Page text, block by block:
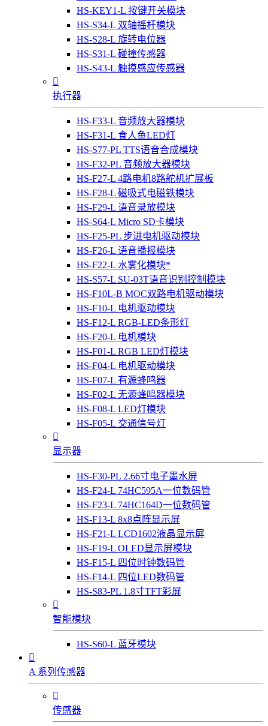
HS-KEY1-L 按键开关模块
HS-S34-L 双轴摇杆模块
HS-S28-L 旋转电位器
HS-S31-L 碰撞传感器
HS-S43-L 触摸感应传感器

执行器
HS-F33-L 音频放大器模块
HS-F31-L 食人鱼LED灯
HS-S77-PL TTS语音合成模块
HS-F32-PL 音频放大器模块
HS-F27-L 4路电机8路舵机扩展板
HS-F28-L 磁吸式电磁铁模块
HS-F29-L 语音录放模块
HS-S64-L Micro SD卡模块
HS-F25-PL 步进电机驱动模块
HS-F26-L 语音播报模块
HS-F22-L 水雾化模块*
HS-S57-L SU-03T语音识别控制模块
HS-F10L-B MOC双路电机驱动模块
HS-F10-L 电机驱动模块
HS-F12-L RGB-LED条形灯
HS-F20-L 电机模块
HS-F01-L RGB LED灯模块
HS-F04-L 电机驱动模块
HS-F07-L 有源蜂鸣器
HS-F02-L 无源蜂鸣器模块
HS-F08-L LED灯模块
HS-F05-L 交通信号灯

显示器
HS-F30-PL 2.66寸电子墨水屏
HS-F24-L 74HC595A一位数码管
HS-F23-L 74HC164D一位数码管
HS-F13-L 8x8点阵显示屏
HS-F21-L LCD1602液晶显示屏
HS-F19-L OLED显示屏模块
HS-F15-L 四位时钟数码管
HS-F14-L 四位LED数码管
HS-S83-PL 1.8寸TFT彩屏

智能模块
HS-S60-L 蓝牙模块

A 系列传感器

传感器